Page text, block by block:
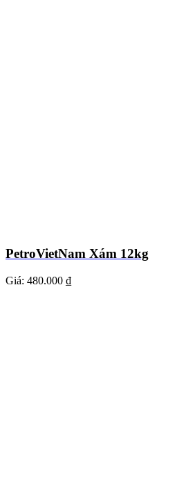
PetroVietNam Xám 12kg
Giá: 480.000 ₫